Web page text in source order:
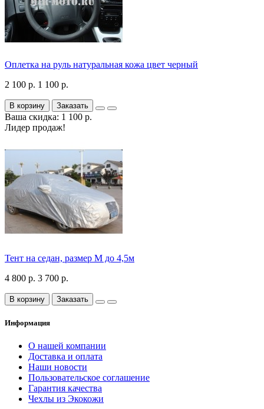
Оплетка на руль натуральная кожа цвет черный
2 100 р. 1 100 р.
В корзину Заказать
Ваша скидка: 1 100 р.
Лидер продаж!
Тент на седан, размер М до 4,5м
4 800 р. 3 700 р.
В корзину Заказать
Информация
О нашей компании
Доставка и оплата
Наши новости
Пользовательское соглашение
Гарантия качества
Чехлы из Экокожи